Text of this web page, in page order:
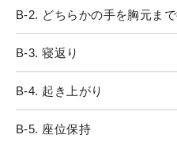
B-2. どちらかの手を胸元ま
B-3. 寝返り
B-4. 起き上がり
B-5. 座位保持